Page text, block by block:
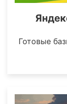
Готовые